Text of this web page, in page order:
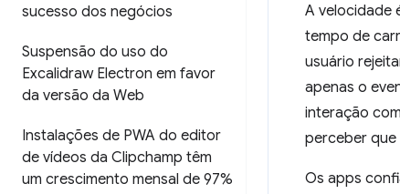
sucesso dos negócios
Suspensão do uso do
Excalidraw Electron em favor
da versão da Web
Instalações de PWA do editor
de vídeos da Clipchamp têm
um crescimento mensal de 97%
A velocidade
tempo de
usuário
apenas o
interação
perceber que
Os apps